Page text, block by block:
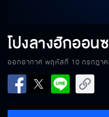
โปงลางฮักออน
ออกอากาศ พฤหัสที่ 10 กรกฎา